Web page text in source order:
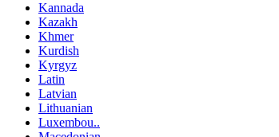
Kannada
Kazakh
Khmer
Kurdish
Kyrgyz
Latin
Latvian
Lithuanian
Luxembou..